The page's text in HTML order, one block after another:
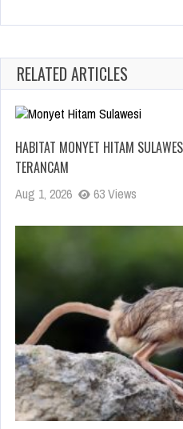
RELATED ARTICLES
HABITAT MONYET HITAM
TERANCAM
Aug 1, 2026 63 Views